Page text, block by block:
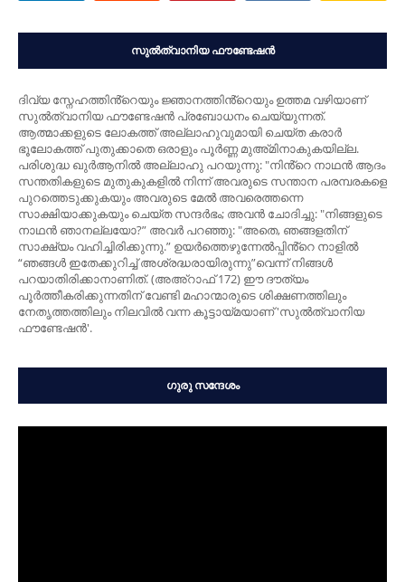
സുൽത്വാനിയ ഫൗണ്ടേഷൻ
ദിവ്യ സ്നേഹത്തിൻ്റെയും ജ്ഞാനത്തിൻ്റെയും ഉത്തമ വഴിയാണ്
സുൽത്വാനിയ ഫൗണ്ടേഷൻ പ്രബോധനം ചെയ്യുന്നത്.
ആത്മാക്കളുടെ ലോകത്ത് അല്ലാഹുവുമായി ചെയ്ത കരാർ
ഭൂലോകത്ത് പുതുക്കാതെ ഒരാളും പൂർണ്ണ മുഅ്മിനാകുകയില്ല.
പരിശുദ്ധ ഖുർആനിൽ അല്ലാഹു പറയുന്നു: "നിൻ്റെ നാഥന്‍ ആദം
സന്തതികളുടെ മുതുകുകളില്‍ നിന്ന് അവരുടെ സന്താന പരമ്പരകളെ
പുറത്തെടുക്കുകയും അവരുടെ മേല്‍ അവരെത്തന്നെ
സാക്ഷിയാക്കുകയും ചെയ്ത സന്ദര്‍ഭം; അവന്‍ ചോദിച്ചു: "നിങ്ങളുടെ
നാഥന്‍ ഞാനല്ലയോ?” അവര്‍ പറഞ്ഞു: "അതെ, ഞങ്ങളതിന്
സാക്ഷ്യം വഹിച്ചിരിക്കുന്നു.” ഉയർത്തെഴുന്നേല്‍പ്പിൻ്റെ നാളിൽ
“ഞങ്ങള്‍ ഇതേക്കുറിച്ച് അശ്രദ്ധരായിരുന്നു”വെന്ന് നിങ്ങള്‍
പറയാതിരിക്കാനാണിത്. (അഅ്റാഫ് 172) ഈ ദൗത്യം
പൂർത്തീകരിക്കുന്നതിന് വേണ്ടി മഹാന്മാരുടെ ശിക്ഷണത്തിലും
നേതൃത്തത്തിലും നിലവിൽ വന്ന കൂട്ടായ്മയാണ് 'സുൽത്വാനിയ
ഫൗണ്ടേഷൻ'.
ഗുരു സന്ദേശം